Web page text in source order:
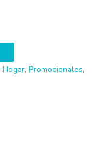
Hogar, Promocionales,